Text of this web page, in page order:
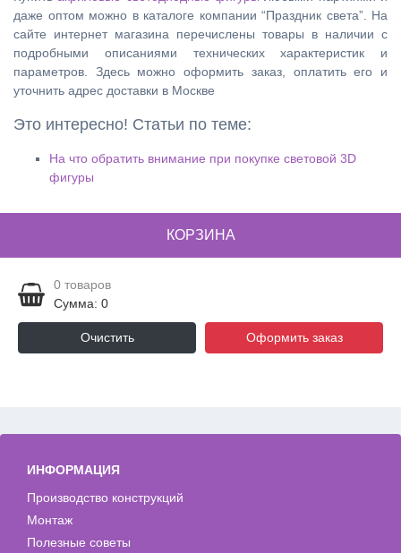
даже оптом можно в каталоге компании “Праздник света”. На
сайте интернет магазина перечислены товары в наличии с
подробными описаниями технических характеристик и
параметров. Здесь можно оформить заказ, оплатить его и
уточнить адрес доставки в Москве
Это интересно! Статьи по теме:
На что обратить внимание при покупке световой 3D
фигуры
КОРЗИНА
0 товаров
Сумма: 0
Очистить Оформить заказ
ИНФОРМАЦИЯ
Производство конструкций
Монтаж
Полезные советы